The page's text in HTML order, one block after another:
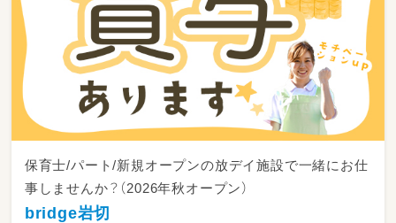
境衛生管理
※周りのスタッフと協力し合いながら進められ
る安心のチーム体制です🎵
保育士/パート/新規オープンの放デイ施設で一緒にお仕
事しませんか？（2026年秋オープン）
bridge岩切